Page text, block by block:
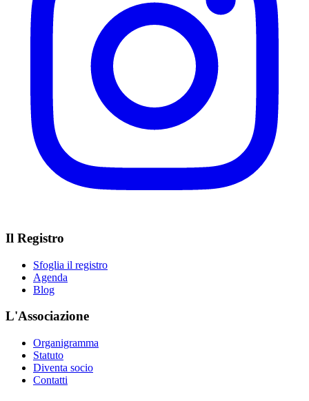
Il Registro
Sfoglia il registro
Agenda
Blog
L'Associazione
Organigramma
Statuto
Diventa socio
Contatti